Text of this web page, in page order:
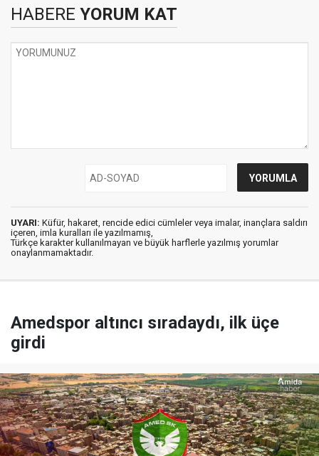
HABERE YORUM KAT
UYARI: Küfür, hakaret, rencide edici cümleler veya imalar, inançlara saldırı
içeren, imla kuralları ile yazılmamış,
Türkçe karakter kullanılmayan ve büyük harflerle yazılmış yorumlar
onaylanmamaktadır.
Amedspor altıncı sıradaydı, ilk üçe
girdi